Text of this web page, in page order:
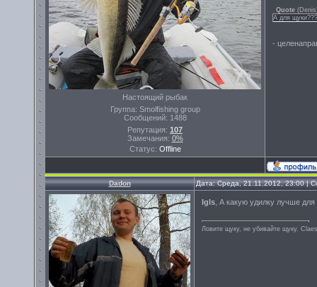
Настоящий рыбак
Группа: Smolfishing group
Сообщений: 1488
Репутация: 107
Замечания: 0%
Статус: Offline
Quote (Denis
А для щуки???
-
Dadon Дата: Среда, 21.11.2012, 23:00 |
Igls , А какую удилку лучше
Ловите щуку, не убивайте щуку.